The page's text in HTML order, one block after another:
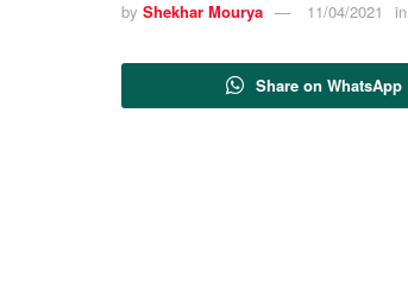
by Shekhar Mourya 11/04/2021 in
Share on WhatsApp